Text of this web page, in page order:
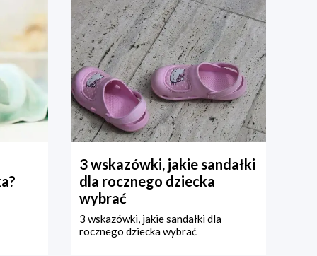
3 wskazówki, jakie sandałki
dla rocznego dziecka
wybrać
3 wskazówki, jakie sandałki dla
rocznego dziecka wybrać